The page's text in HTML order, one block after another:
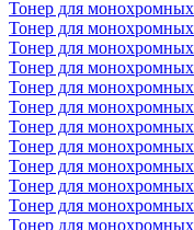
Тонер для
Тонер для
Тонер для
Тонер для
Тонер для
Тонер для
Тонер для
Тонер для
Тонер для
Тонер для
Тонер для
Тонер для